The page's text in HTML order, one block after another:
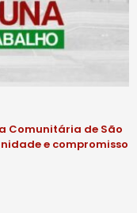
Comunitária de São
e compromisso